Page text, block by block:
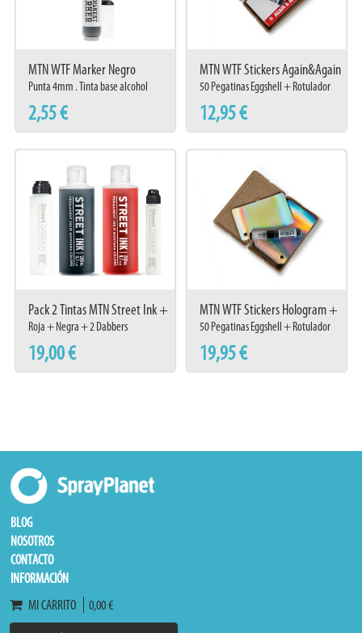
MTN WTF Marker Negro
Punta 4mm . Tinta base alcohol
2,55 €
MTN WTF Stickers Again&Again
+ Marker
50 Pegatinas Eggshell + Rotulador
12,95 €
Pack 2 Tintas MTN Street Ink +
2 MTN Street Dabbers
Roja + Negra + 2 Dabbers
19,00 €
MTN WTF Stickers Hologram +
Marker
50 Pegatinas Eggshell + Rotulador
19,95 €
BLOG
NOSOTROS
CONTACTO
INFORMACIÓN
MI CARRITO
0,00 €